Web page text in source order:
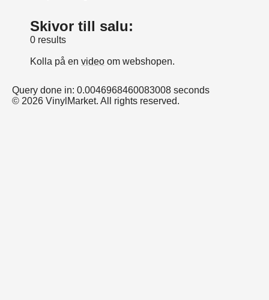
Skivor till salu:
0 results
Kolla på en video om webshopen.
Query done in: 0.0046968460083008 seconds
© 2026 VinylMarket. All rights reserved.